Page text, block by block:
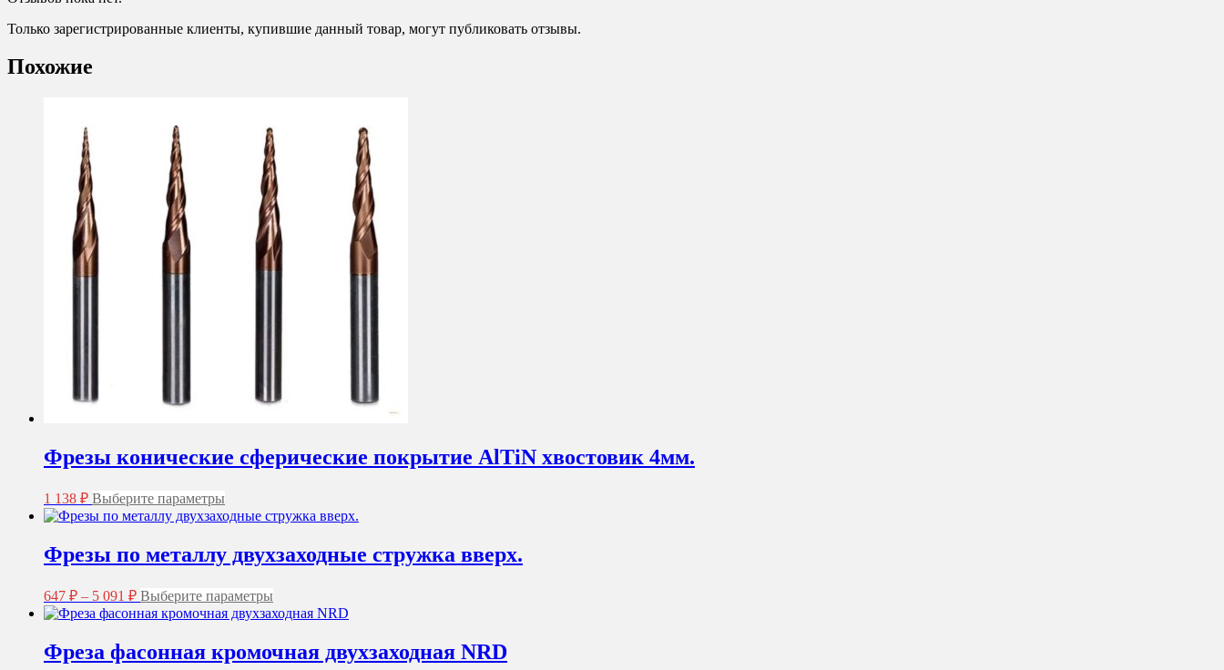
Только зарегистрированные клиенты, купившие данный товар, могут публиковать отзывы.
Похожие
Фрезы конические сферические покрытие AlTiN хвостовик 4мм.
1 138 ₽ Выберите параметры
товар
имеет
вариаций.
можно
выбрать
на
товара.
Фрезы по металлу двухзаходные стружка вверх.
647 ₽ – 5 091 ₽Диапазон
цен:
5
Выберите параметры
товар
имеет
вариаций.
Фреза фасонная кромочная двухзаходная NRD